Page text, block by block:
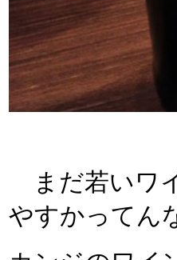
まだ若いワ
やすかってん